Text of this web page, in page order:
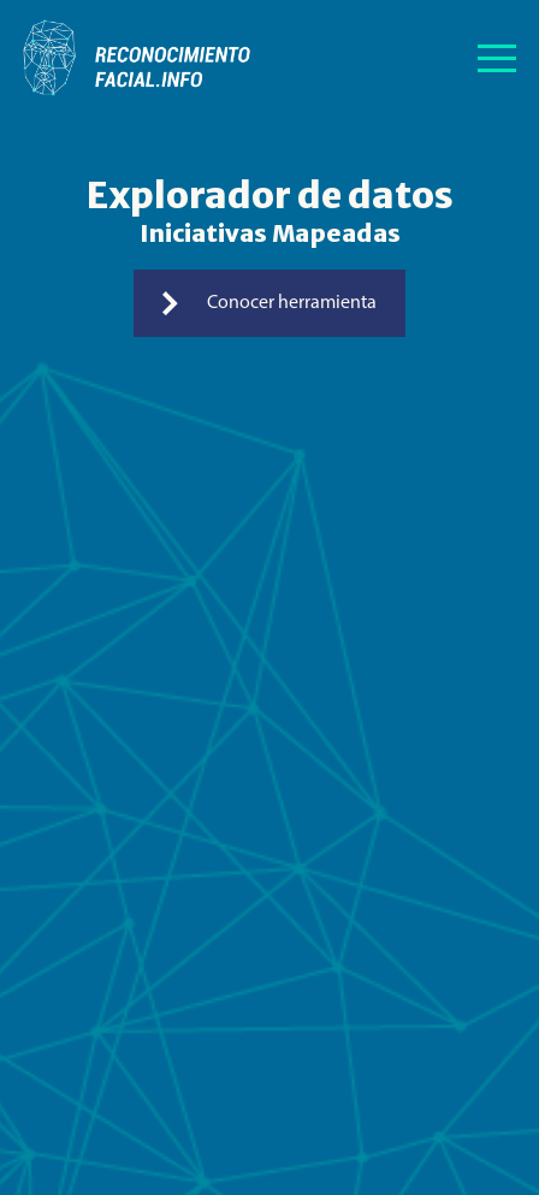
Explorador de datos
Iniciativas Mapeadas
Conocer herramienta